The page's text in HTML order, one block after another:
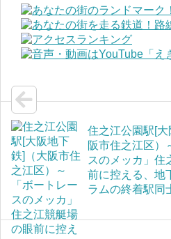
住之江公園駅[
阪市住之江区）
スのメッカ」住
前に控える、地
ラムの終着駅同